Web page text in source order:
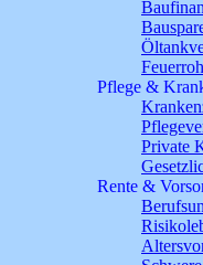
Pflege &
Private
Rente &